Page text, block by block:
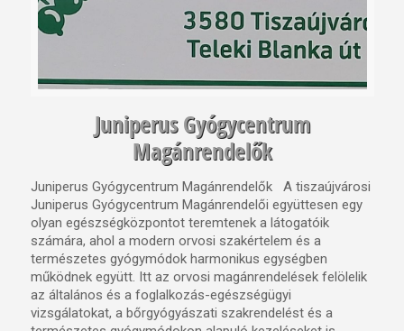
Juniperus Gyógycentrum
Magánrendelők
Juniperus Gyógycentrum Magánrendelők A tiszaújvárosi
Juniperus Gyógycentrum Magánrendelői együttesen egy
olyan egészségközpontot teremtenek a látogatóik
számára, ahol a modern orvosi szakértelem és a
természetes gyógymódok harmonikus egységben
működnek együtt. Itt az orvosi magánrendelések felölelik
az általános és a foglalkozás-egészségügyi
vizsgálatokat, a bőrgyógyászati szakrendelést és a